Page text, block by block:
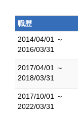
職歴
2014/04/01 ～
2016/03/31
2017/04/01 ～
2018/03/31
2017/10/01 ～
2022/03/31